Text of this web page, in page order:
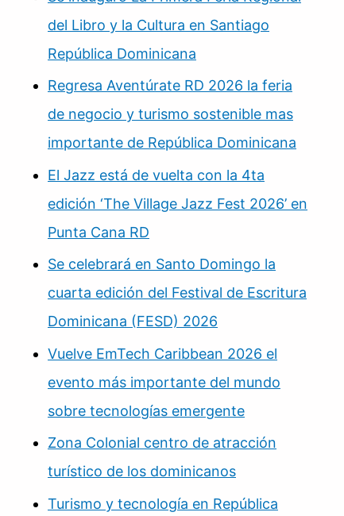
del Libro y la Cultura en Santiago
República Dominicana
Regresa Aventúrate RD 2026 la feria
de negocio y turismo sostenible mas
importante de República Dominicana
El Jazz está de vuelta con la 4ta
edición ‘The Village Jazz Fest 2026’ en
Punta Cana RD
Se celebrará en Santo Domingo la
cuarta edición del Festival de Escritura
Dominicana (FESD) 2026
Vuelve EmTech Caribbean 2026 el
evento más importante del mundo
sobre tecnologías emergente
Zona Colonial centro de atracción
turístico de los dominicanos
Turismo y tecnología en República